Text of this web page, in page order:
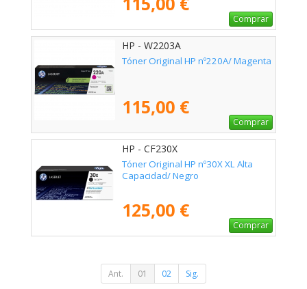
Comprar
HP - W2203A
Tóner Original HP nº220A/ Magenta
115,00 €
Comprar
HP - CF230X
Tóner Original HP nº30X XL Alta
Capacidad/ Negro
125,00 €
Comprar
Ant. 01 02 Sig.